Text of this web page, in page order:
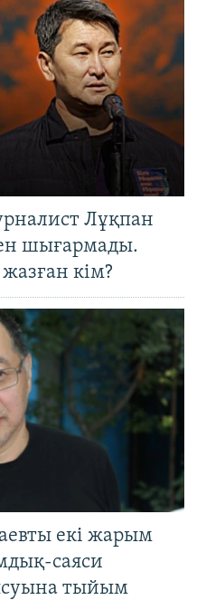
Лұқпан
шығармады.
кім?
екі жарым
саяси
тыйым